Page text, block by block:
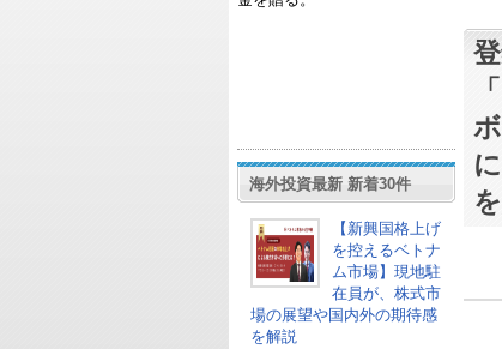
海外投資最新 新着30件
【新興国格上げ
を控えるベトナ
ム市場】現地駐
在員が、株式市
場の展望や国内外の期待感
を解説